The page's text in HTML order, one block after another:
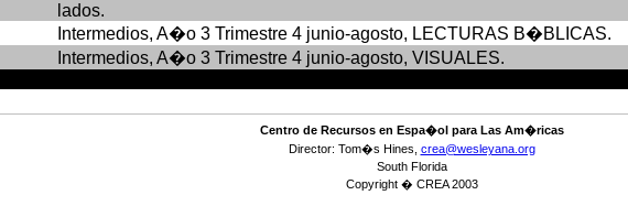
lados.
Intermedios, A�o 3 Trimestre 4 junio-agosto, LECTURAS B�BLICAS.
Intermedios, A�o 3 Trimestre 4 junio-agosto, VISUALES.
Centro de Recursos en Espa�ol para Las Am�ricas
Director: Tom�s Hines, crea@wesleyana.org
South Florida
Copyright � CREA 2003